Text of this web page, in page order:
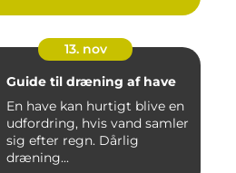
13. nov
Guide til dræning af have
En have kan hurtigt blive en
udfordring, hvis vand samler
sig efter regn. Dårlig
dræning...